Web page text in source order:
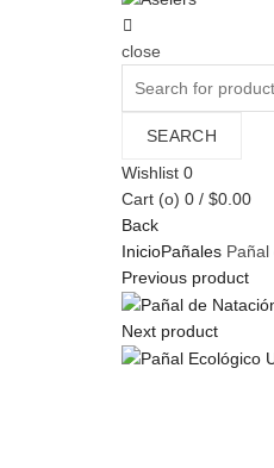
close
SEARCH
Wishlist 0
Cart (o) 0 / $0.00
Back
InicioPañales
Previous product
Next product